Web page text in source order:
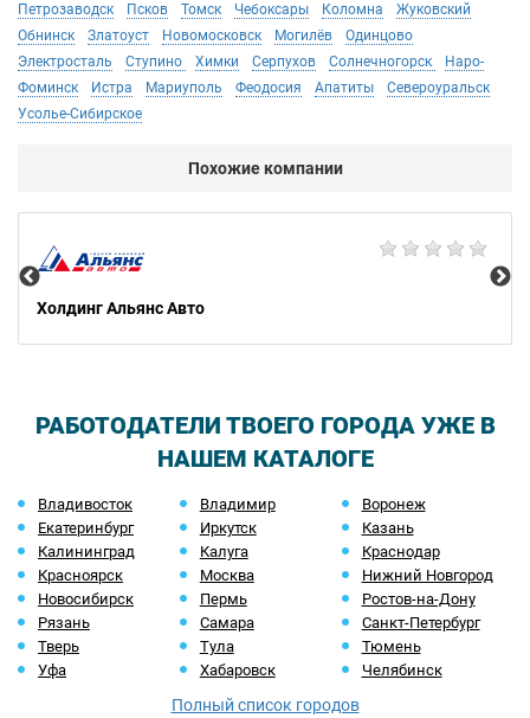
Петрозаводск
Псков Томск Чебоксары Коломна
Жуковский
Обнинск
Златоуст Новомосковск Могилёв
Одинцово
Электросталь
Ступино Химки Серпухов Солнечногорск
Наро-
Фоминск
Истра Мариуполь Феодосия Апатиты
Североуральск
Усолье-Сибирское
Похожие компании
Холдинг Альянс Авто
РАБОТОДАТЕЛИ ТВОЕГО ГОРОДА УЖЕ В
НАШЕМ КАТАЛОГЕ
Владивосток Владимир
Воронеж
Екатеринбург
Иркутск
Казань
Калининград
Калуга
Краснодар
Красноярск
Москва
Нижний Новгород
Новосибирск
Пермь
Ростов-на-Дону
Рязань
Самара
Санкт-Петербург
Тверь
Тула
Тюмень
Уфа
Хабаровск Челябинск
Полный список городов